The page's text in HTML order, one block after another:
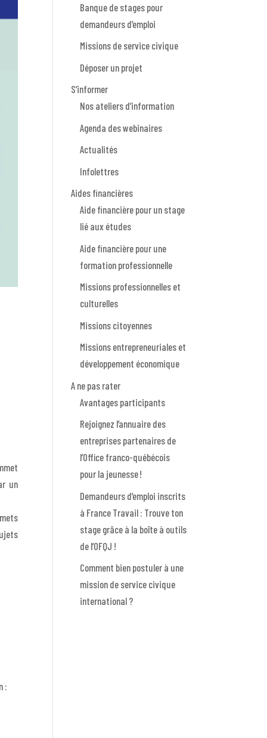
un
:
Banque de stages pour
demandeurs d’emploi
Missions de service civique
Déposer un projet
S’informer
Nos ateliers d’information
Agenda des webinaires
Actualités
Infolettres
Aides financières
Aide financière pour un stage
lié aux études
Aide financière pour une
formation professionnelle
Missions professionnelles et
culturelles
Missions citoyennes
Missions entrepreneuriales et
développement économique
A ne pas rater
Avantages participants
Rejoignez l’annuaire des
entreprises partenaires de
l’Office franco-québécois
pour la jeunesse !
Demandeurs d’emploi inscrits
à France Travail : Trouve ton
stage grâce à la boîte à outils
de l’OFQJ !
Comment bien postuler à une
mission de service civique
international ?